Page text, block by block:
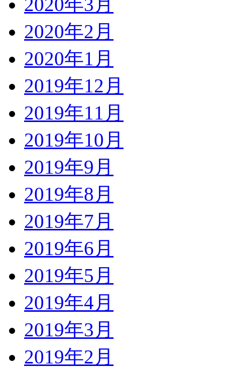
2020年2月
2020年1月
2019年12月
2019年11月
2019年10月
2019年9月
2019年8月
2019年7月
2019年6月
2019年5月
2019年4月
2019年3月
2019年2月